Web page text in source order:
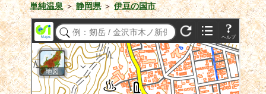
単純温泉＞静岡県＞伊豆の国市